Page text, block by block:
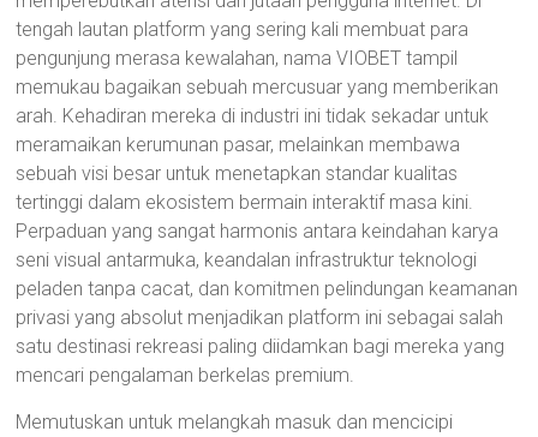
tengah lautan platform yang sering kali membuat para
pengunjung merasa kewalahan, nama VIOBET tampil
memukau bagaikan sebuah mercusuar yang memberikan
arah. Kehadiran mereka di industri ini tidak sekadar untuk
meramaikan kerumunan pasar, melainkan membawa
sebuah visi besar untuk menetapkan standar kualitas
tertinggi dalam ekosistem bermain interaktif masa kini.
Perpaduan yang sangat harmonis antara keindahan karya
seni visual antarmuka, keandalan infrastruktur teknologi
peladen tanpa cacat, dan komitmen pelindungan keamanan
privasi yang absolut menjadikan platform ini sebagai salah
satu destinasi rekreasi paling diidamkan bagi mereka yang
mencari pengalaman berkelas premium.
Memutuskan untuk melangkah masuk dan mencicipi